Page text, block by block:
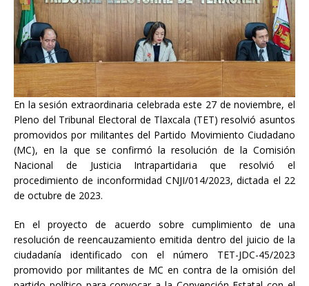
En la sesión extraordinaria celebrada este 27 de noviembre, el
Pleno del Tribunal Electoral de Tlaxcala (TET) resolvió asuntos
promovidos por militantes del Partido Movimiento Ciudadano
(MC), en la que se confirmó la resolución de la Comisión
Nacional de Justicia Intrapartidaria que resolvió el
procedimiento de inconformidad CNJI/014/2023, dictada el 22
de octubre de 2023.
En el proyecto de acuerdo sobre cumplimiento de una
resolución dereencauzamiento emitida dentro del juicio de la
ciudadanía identificado con el número TET-JDC-45/2023
promovido por militantes de MC en contra de la omisión del